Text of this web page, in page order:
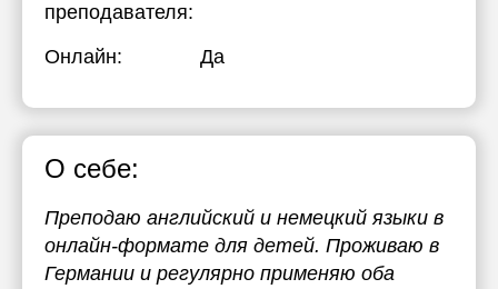
преподавателя:
Онлайн: Да
О себе:
Преподаю английский и немецкий языки в
онлайн-формате для детей. Проживаю в
Германии и регулярно применяю оба